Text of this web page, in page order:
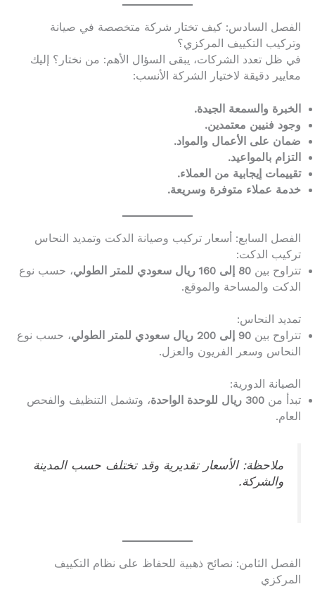
الفصل السادس: كيف تختار شركة متخصصة في صيانة
وتركيب التكييف المركزي؟
في ظل تعدد الشركات، يبقى السؤال الأهم: من نختار؟ إليك
معايير دقيقة لاختيار الشركة الأنسب:
الخبرة والسمعة الجيدة.
وجود فنيين معتمدين.
ضمان على الأعمال والمواد.
التزام بالمواعيد.
تقييمات إيجابية من العملاء.
خدمة عملاء متوفرة وسريعة.
الفصل السابع: أسعار تركيب وصيانة الدكت وتمديد النحاس
تركيب الدكت:
تتراوح بين 80 إلى 160 ريال سعودي للمتر الطولي
، حسب نوع
الدكت والمساحة والموقع.
تمديد النحاس:
تتراوح بين 90 إلى 200 ريال سعودي للمتر الطولي
، حسب نوع
النحاس وسعر الفريون والعزل.
الصيانة الدورية:
تبدأ من 300 ريال للوحدة الواحدة
، وتشمل التنظيف والفحص
العام.
ملاحظة: الأسعار تقديرية وقد تختلف حسب المدينة
والشركة.
الفصل الثامن: نصائح ذهبية للحفاظ على نظام التكييف
المركزي